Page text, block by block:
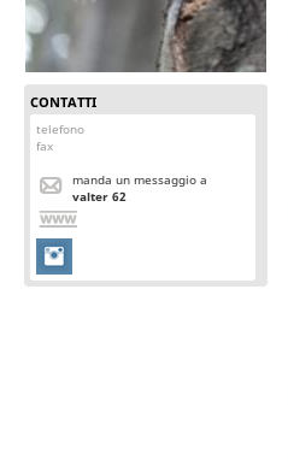
CONTATTI
telefono
fax
manda un messaggio a
valter 62